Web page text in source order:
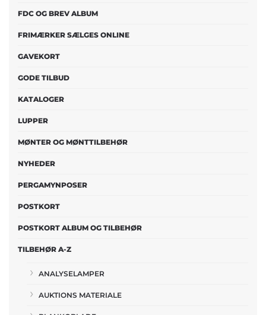
FDC OG BREV ALBUM
FRIMÆRKER SÆLGES ONLINE
GAVEKORT
GODE TILBUD
KATALOGER
LUPPER
MØNTER OG MØNTTILBEHØR
NYHEDER
PERGAMYNPOSER
POSTKORT
POSTKORT ALBUM OG TILBEHØR
TILBEHØR A-Z
ANALYSELAMPER
AUKTIONS MATERIALE